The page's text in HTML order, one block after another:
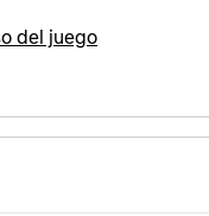
del juego